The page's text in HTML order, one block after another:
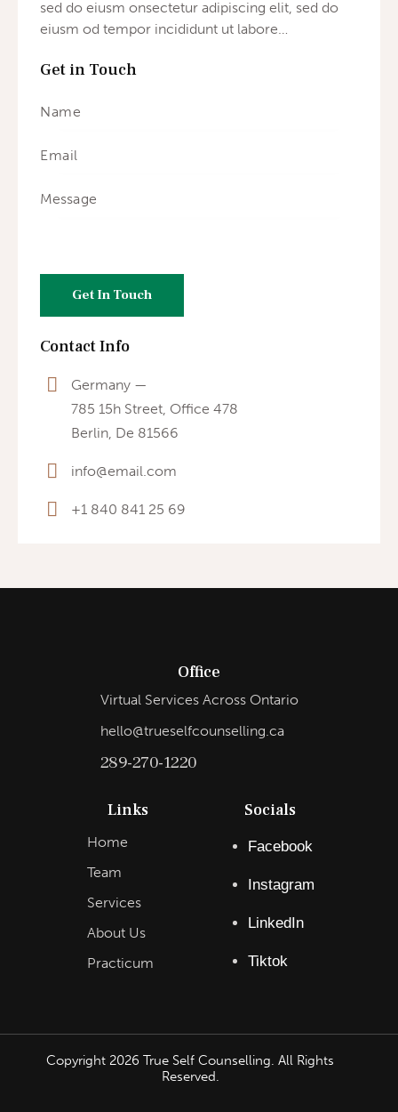
sed do eiusm onsectetur adipiscing elit, sed do
eiusm od tempor incididunt ut labore…
Get in Touch
Contact Info
Germany —
785 15h Street, Office 478
Berlin, De 81566
info@email.com
+1 840 841 25 69
Office
Virtual Services Across Ontario
hello@trueselfcounselling.ca
289-270-1220
Links
Home
Team
Services
About Us
Practicum
Socials
Facebook
Instagram
LinkedIn
Tiktok
Copyright 2026 True Self Counselling. All Rights
Reserved.